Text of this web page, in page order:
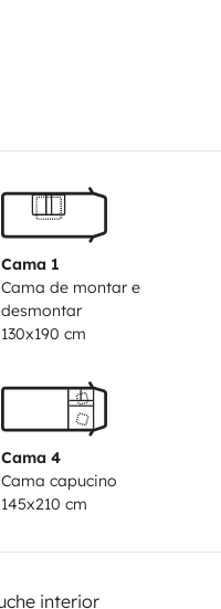
Cama 1
Cama de montar e
desmontar
130x190 cm
Cama 4
Cama capucino
145x210 cm
interior